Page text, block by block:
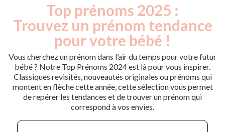
Top prénoms 2025 :
Trouvez un prénom tendance
pour votre bébé !
Vous cherchez un prénom dans l’air du temps pour votre futur
bébé ? Notre Top Prénoms 2024 est là pour vous inspirer.
Classiques revisités, nouveautés originales ou prénoms qui
montent en flèche cette année, cette sélection vous permet
de repérer les tendances et de trouver un prénom qui
correspond à vos envies.